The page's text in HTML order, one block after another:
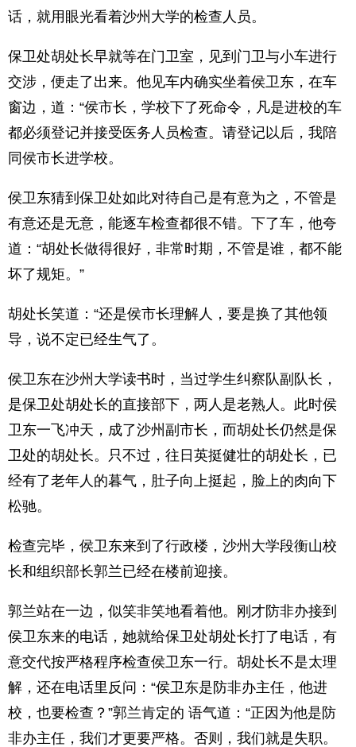
话，就用眼光看着沙州大学的检查人员。
保卫处胡处长早就等在门卫室，见到门卫与小车进行
交涉，便走了出来。他见车内确实坐着侯卫东，在车
窗边，道：“侯市长，学校下了死命令，凡是进校的车
都必须登记并接受医务人员检查。请登记以后，我陪
同侯市长进学校。
侯卫东猜到保卫处如此对待自己是有意为之，不管是
有意还是无意，能逐车检查都很不错。下了车，他夸
道：“胡处长做得很好，非常时期，不管是谁，都不能
坏了规矩。”
胡处长笑道：“还是侯市长理解人，要是换了其他领
导，说不定已经生气了。
侯卫东在沙州大学读书时，当过学生纠察队副队长，
是保卫处胡处长的直接部下，两人是老熟人。此时侯
卫东一飞冲天，成了沙州副市长，而胡处长仍然是保
卫处的胡处长。只不过，往日英挺健壮的胡处长，已
经有了老年人的暮气，肚子向上挺起，脸上的肉向下
松驰。
检查完毕，侯卫东来到了行政楼，沙州大学段衡山校
长和组织部长郭兰已经在楼前迎接。
郭兰站在一边，似笑非笑地看着他。刚才防非办接到
侯卫东来的电话，她就给保卫处胡处长打了电话，有
意交代按严格程序检查侯卫东一行。胡处长不是太理
解，还在电话里反问：“侯卫东是防非办主任，他进
校，也要检查？”郭兰肯定的 语气道：“正因为他是防
非办主任，我们才更要严格。否则，我们就是失职。